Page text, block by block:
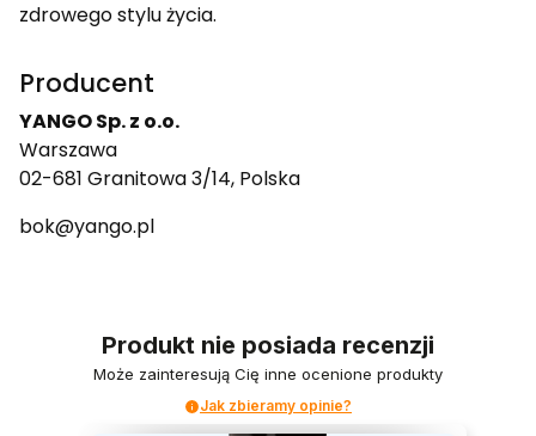
zdrowego stylu życia.
Producent
YANGO Sp. z o.o.
Warszawa
02-681 Granitowa 3/14, Polska
bok@yango.pl
Produkt nie posiada recenzji
Może zainteresują Cię inne ocenione produkty
Jak zbieramy opinie?